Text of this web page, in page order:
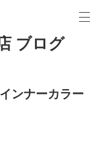
ブログ
ンナーカラー